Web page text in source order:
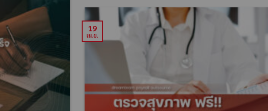
19
เม.ย.